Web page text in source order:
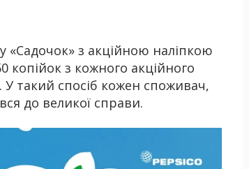
«Садочок» з акційною наліпкою
копійок з кожного акційного
такий спосіб кожен споживач,
до великої справи.